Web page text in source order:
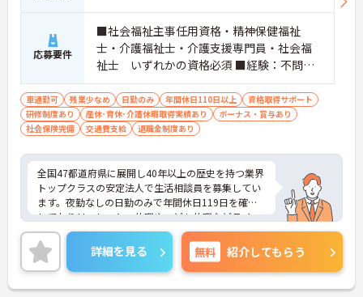
・管理職や他職種への転換など多彩なキャリアプラ
ンを用意
・髪色やネイルなどが自由で個性を大切にできる社
応募要件
■社会福祉主事任用資格・精神保健福祉
士・介護福祉士・介護支援専門員・社会福
祉士 いずれかの資格必須 ■経験：不問
※ただし、介護福祉士の場合、社会福祉施
設等において実務経験が1年以上必須
車通勤可 残業少なめ 日勤のみ 年間休日110日以上
資格取得サポート
研修制度あり
産休･育休･介護休暇取得実績あり
ボーナス・賞与あり
社会保険完備
交通費支給 退職金制度あり
全国47都道府県に展開し40年以上の歴史を持つ業界
トップクラスの安定法人で生活相談員を募集してい
ます。夜勤なしの日勤のみで年間休日119日を確保
しておりリフレッシュ休暇やこども休暇などライフ
ステージに合わせた働き方が可能です。処遇改善手
当の全額還元や実績最大105万円の賞与に加え配偶
者1万円などの手厚い扶養手当をご用意しています。
独自の福利厚生制度によるお祝い金や宿泊費補助な
どスタッフの生活を支える制度も充実しています。
詳細を見る 無料 紹介してもらう